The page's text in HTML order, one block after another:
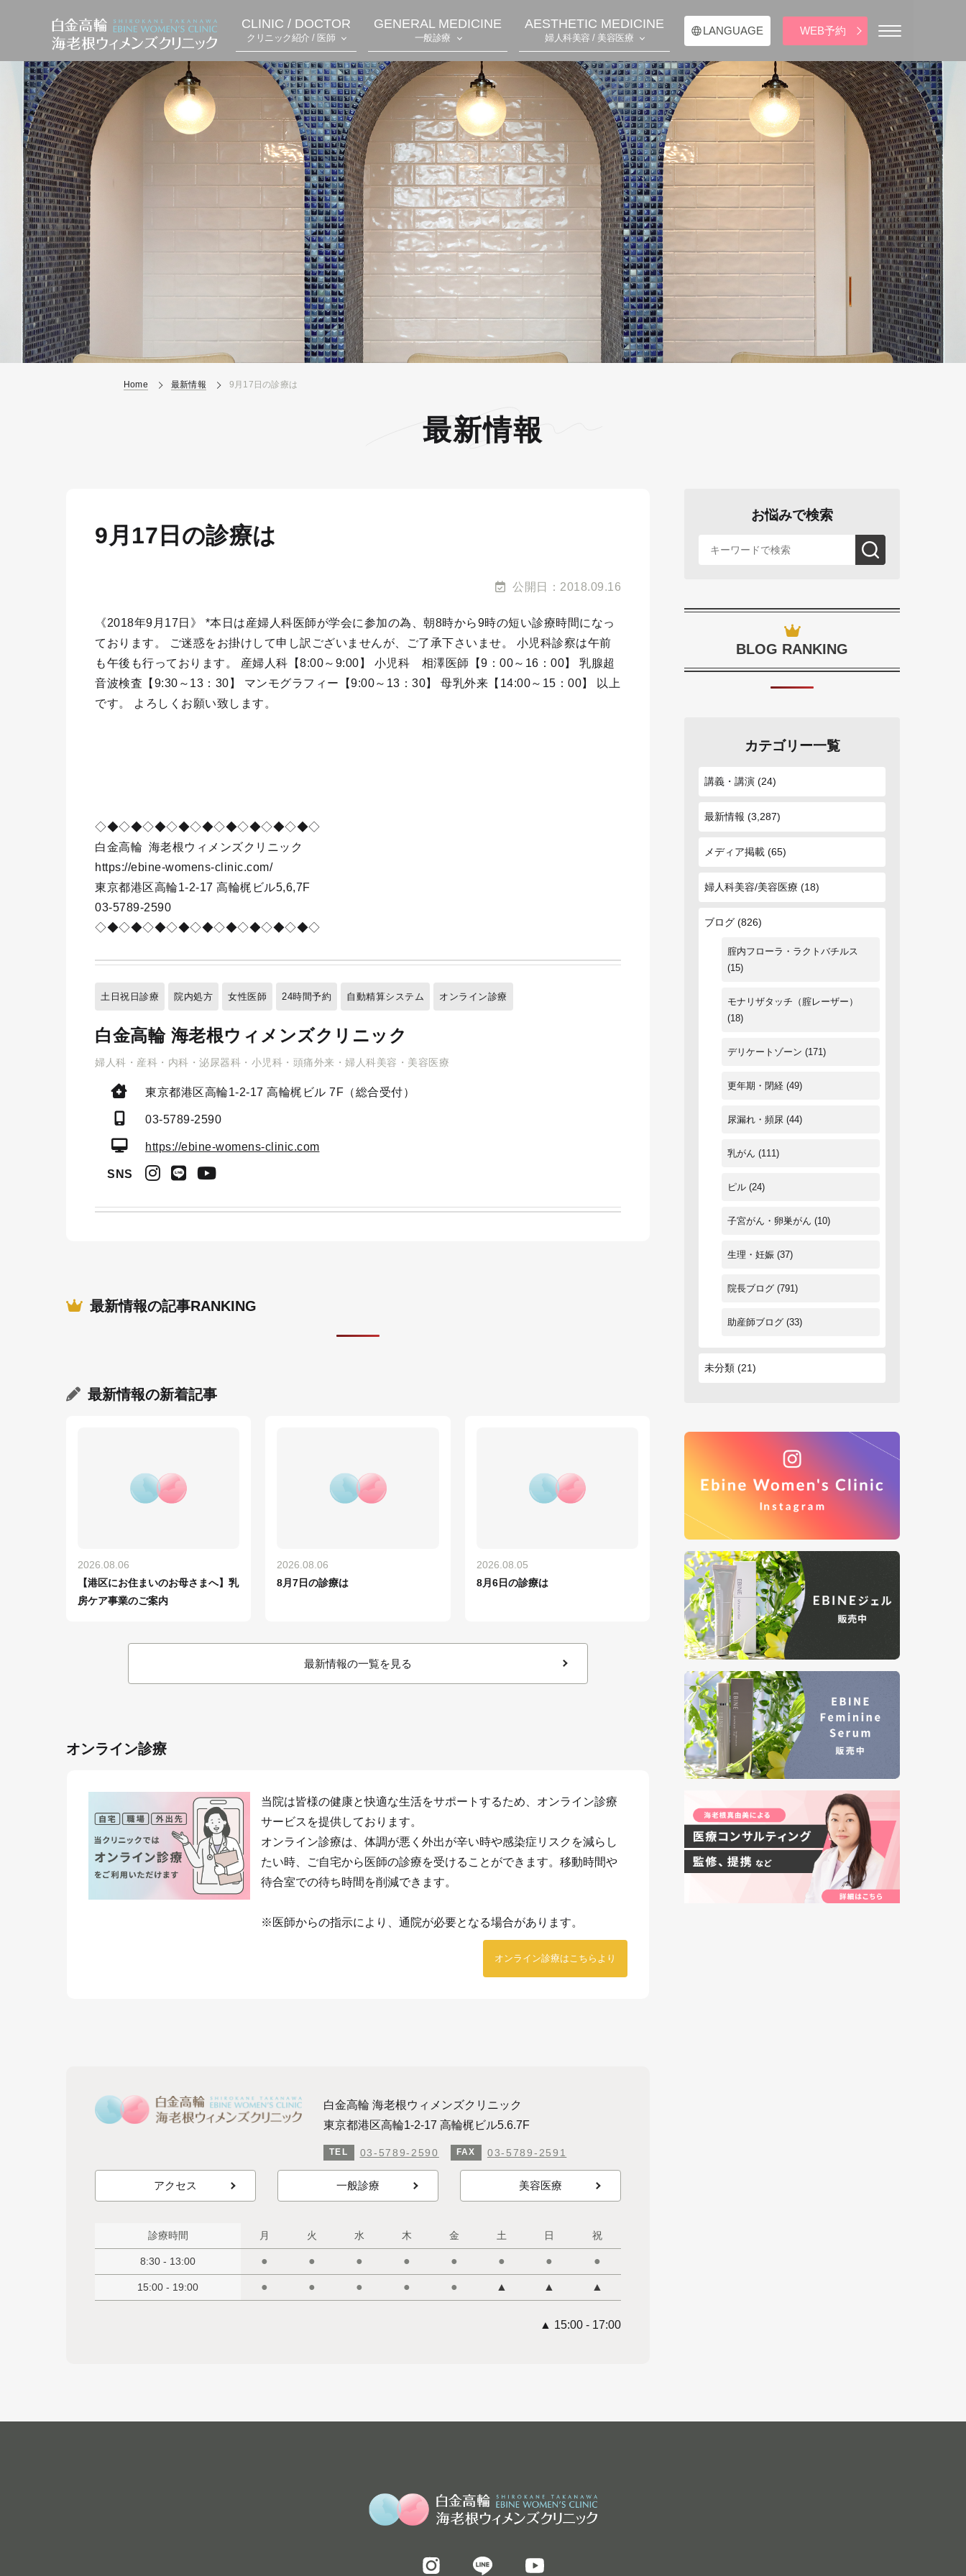
CLINIC / DOCTOR
クリニック紹介 / 医師
GENERAL MEDICINE
一般診療
AESTHETIC MEDICINE
婦人科美容 / 美容医療
LANGUAGE WEB予約
Home 最新情報 9月17日の診療は
最新情報
9月17日の診療は
公開日：2018.09.16
《2018年9月17日》 *本日は産婦人科医師が学会に参加の為、朝8時から9時の短い診療時間になっ
ております。 ご迷惑をお掛けして申し訳ございませんが、ご了承下さいませ。 小児科診察は午前
も午後も行っております。 産婦人科【8:00～9:00】 小児科 相澤医師【9：00～16：00】 乳腺超
音波検査【9:30～13：30】 マンモグラフィー【9:00～13：30】 母乳外来【14:00～15：00】 以上
です。 よろしくお願い致します。
◇◆◇◆◇◆◇◆◇◆◇◆◇◆◇◆◇◆◇
白金高輪 海老根ウィメンズクリニック
https://ebine-womens-clinic.com/
東京都港区高輪1-2-17 高輪梶ビル5,6,7F
03-5789-2590
◇◆◇◆◇◆◇◆◇◆◇◆◇◆◇◆◇◆◇
土日祝日診療 院内処方 女性医師 24時間予約 自動精算システム オンライン診療
白金高輪 海老根ウィメンズクリニック
婦人科・産科・内科・泌尿器科・小児科・頭痛外来・婦人科美容・美容医療
東京都港区高輪1-2-17 高輪梶ビル 7F（総合受付）
03-5789-2590
https://ebine-womens-clinic.com
SNS
最新情報の記事RANKING
最新情報の新着記事
2026.08.06
【港区にお住まいのお母さまへ】乳
房ケア事業のご案内
2026.08.06
8月7日の診療は
2026.08.05
8月6日の診療は
最新情報の一覧を見る
オンライン診療
当院は皆様の健康と快適な生活をサポートするため、オンライン診療
サービスを提供しております。
オンライン診療は、体調が悪く外出が辛い時や感染症リスクを減らし
たい時、ご自宅から医師の診療を受けることができます。移動時間や
待合室での待ち時間を削減できます。
※医師からの指示により、通院が必要となる場合があります。
オンライン診療はこちらより
白金高輪 海老根ウィメンズクリニック
東京都港区高輪1-2-17 高輪梶ビル5.6.7F
TEL 03-5789-2590 FAX 03-5789-2591
アクセス 一般診療 美容医療
診療時間 月 火 水 木 金 土 日 祝
8:30 - 13:00 ● ● ● ● ● ● ● ●
15:00 - 19:00 ● ● ● ● ● ▲ ▲ ▲
▲ 15:00 - 17:00
お悩みで検索
BLOG RANKING
カテゴリー一覧
講義・講演 (24)
最新情報 (3,287)
メディア掲載 (65)
婦人科美容/美容医療 (18)
ブログ (826)
腟内フローラ・ラクトバチルス
(15)
モナリザタッチ（腟レーザー）
(18)
デリケートゾーン (171)
更年期・閉経 (49)
尿漏れ・頻尿 (44)
乳がん (111)
ピル (24)
子宮がん・卵巣がん (10)
生理・妊娠 (37)
院長ブログ (791)
助産師ブログ (33)
未分類 (21)